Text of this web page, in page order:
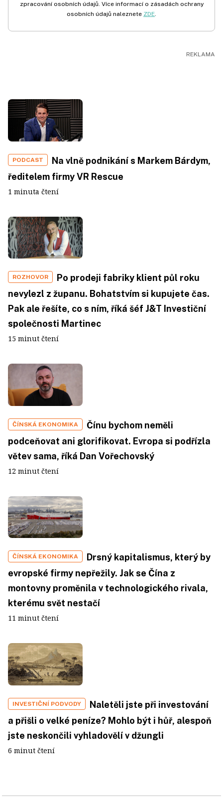
zpracování osobních údajů. Více informací o zásadách ochrany
osobních údajů naleznete ZDE.
PODCAST
Na vlně podnikání s Markem Bárdym,
ředitelem firmy VR Rescue
1 minuta čtení
ROZHOVOR
Po prodeji fabriky klient půl roku
nevylezl z županu. Bohatstvím si kupujete čas.
Pak ale řešíte, co s ním, říká šéf J&T Investiční
společnosti Martinec
15 minut čtení
ČÍNSKÁ EKONOMIKA
Čínu bychom neměli
podceňovat ani glorifikovat. Evropa si podřízla
větev sama, říká Dan Vořechovský
12 minut čtení
ČÍNSKÁ EKONOMIKA
Drsný kapitalismus, který by
evropské firmy nepřežily. Jak se Čína z
montovny proměnila v technologického rivala,
kterému svět nestačí
11 minut čtení
INVESTIČNÍ PODVODY
Naletěli jste při investování
a přišli o velké peníze? Mohlo být i hůř, alespoň
jste neskončili vyhladovělí v džungli
6 minut čtení